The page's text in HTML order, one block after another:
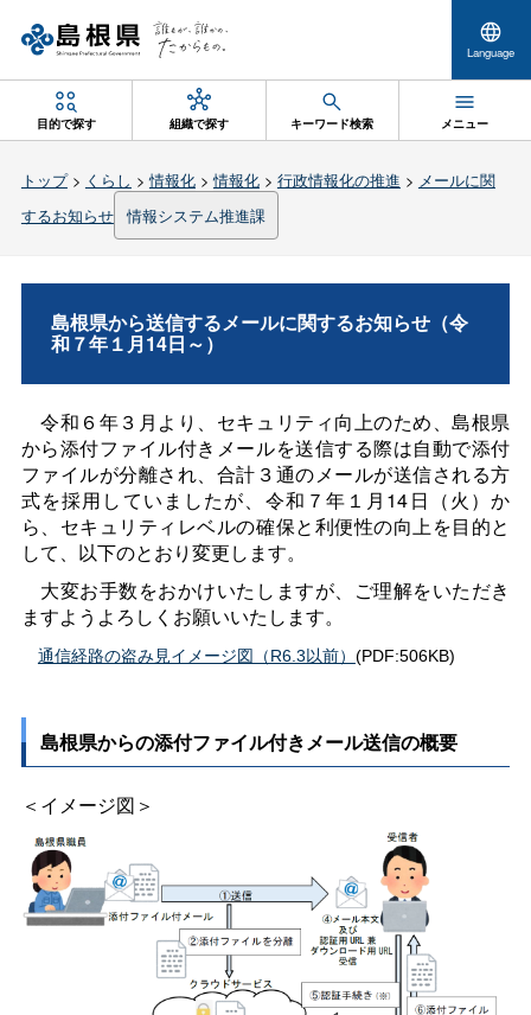
Language
目的で探す 組織で探す キーワード検索 メニュー
トップ> くらし >情報化>情報化> 行政情報化の推進 > メールに関
するお知らせ 情報システム推進課
島根県から送信するメールに関するお知らせ（令
和７年１月14日～）
令和６年３月より、セキュリティ向上のため、島根県
から添付ファイル付きメールを送信する際は自動で添付
ファイルが分離され、合計３通のメールが送信される方
式を採用していましたが、令和７年１月14日（火）か
ら、セキュリティレベルの確保と利便性の向上を目的と
して、以下のとおり変更します。
大変お手数をおかけいたしますが、ご理解をいただき
ますようよろしくお願いいたします。
通信経路の盗み見イメージ図（R6.3以前） (PDF:506KB)
島根県からの添付ファイル付きメール送信の概要
＜イメージ図＞